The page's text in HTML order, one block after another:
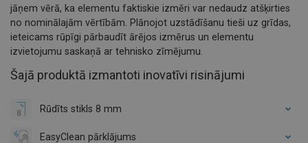
jāņem vērā, ka elementu faktiskie izmēri var nedaudz atšķirties
no nominālajām vērtībām. Plānojot uzstādīšanu tieši uz grīdas,
ieteicams rūpīgi pārbaudīt ārējos izmērus un elementu
izvietojumu saskaņā ar tehnisko zīmējumu.
Šajā produktā izmantoti inovatīvi risinājumi
Rūdīts stikls 8 mm
EasyClean pārklājums